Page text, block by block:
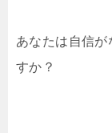
あなたは自信が
すか？